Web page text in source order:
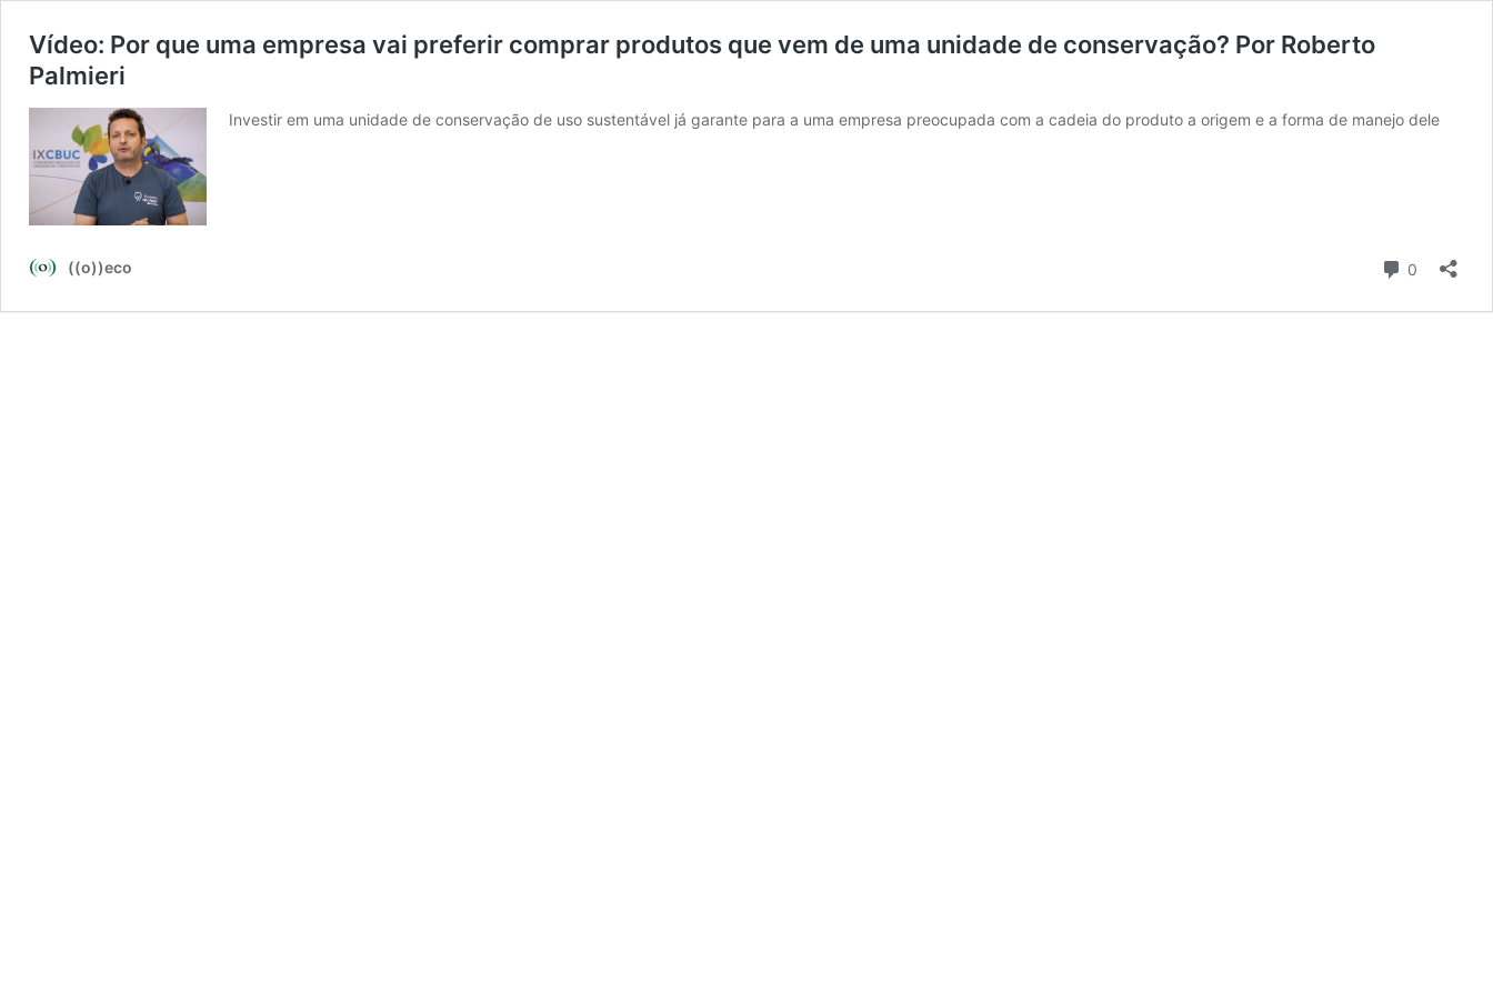
Vídeo: Por que uma empresa vai preferir comprar produtos que vem de uma unidade de conservação? Por Roberto
Palmieri
Investir em uma unidade de conservação de uso sustentável já garante para a uma empresa preocupada com a cadeia do produto a origem e a forma de manejo dele
((o))eco 0